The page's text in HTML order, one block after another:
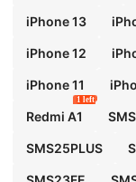
iPhone 13
iPhone 12
iPhone 11
Redmi A1
1 left
SMS25PLUS